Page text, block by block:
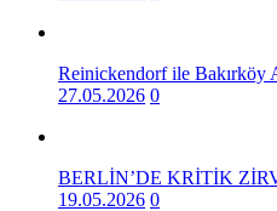
Reinickendorf ile Bakırköy
27.05.2026 0
BERLİN’DE KRİTİK
19.05.2026 0